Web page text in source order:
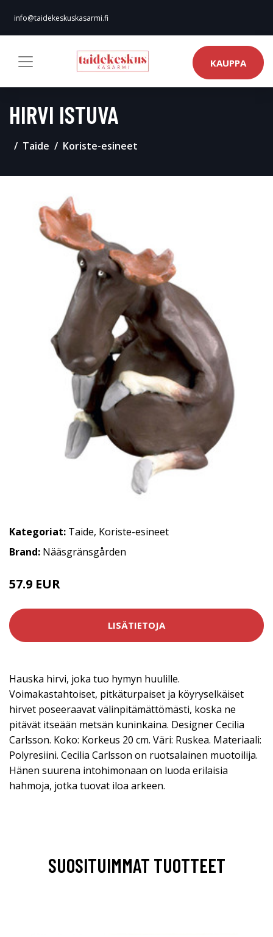
info@taidekeskuskasarmi.fi
KAUPPA
HIRVI ISTUVA
Taide Koriste-esineet
Kategoriat: Taide, Koriste-esineet
Brand: Nääsgränsgården
57.9 EUR
LISÄTIETOJA
Hauska hirvi, joka tuo hymyn huulille.
Voimakastahtoiset, pitkäturpaiset ja köyryselkäiset
hirvet poseeraavat välinpitämättömästi, koska ne
pitävät itseään metsän kuninkaina. Designer Cecilia
Carlsson. Koko: Korkeus 20 cm. Väri: Ruskea. Materiaali:
Polyresiini. Cecilia Carlsson on ruotsalainen muotoilija.
Hänen suurena intohimonaan on luoda erilaisia
hahmoja, jotka tuovat iloa arkeen.
SUOSITUIMMAT TUOTTEET